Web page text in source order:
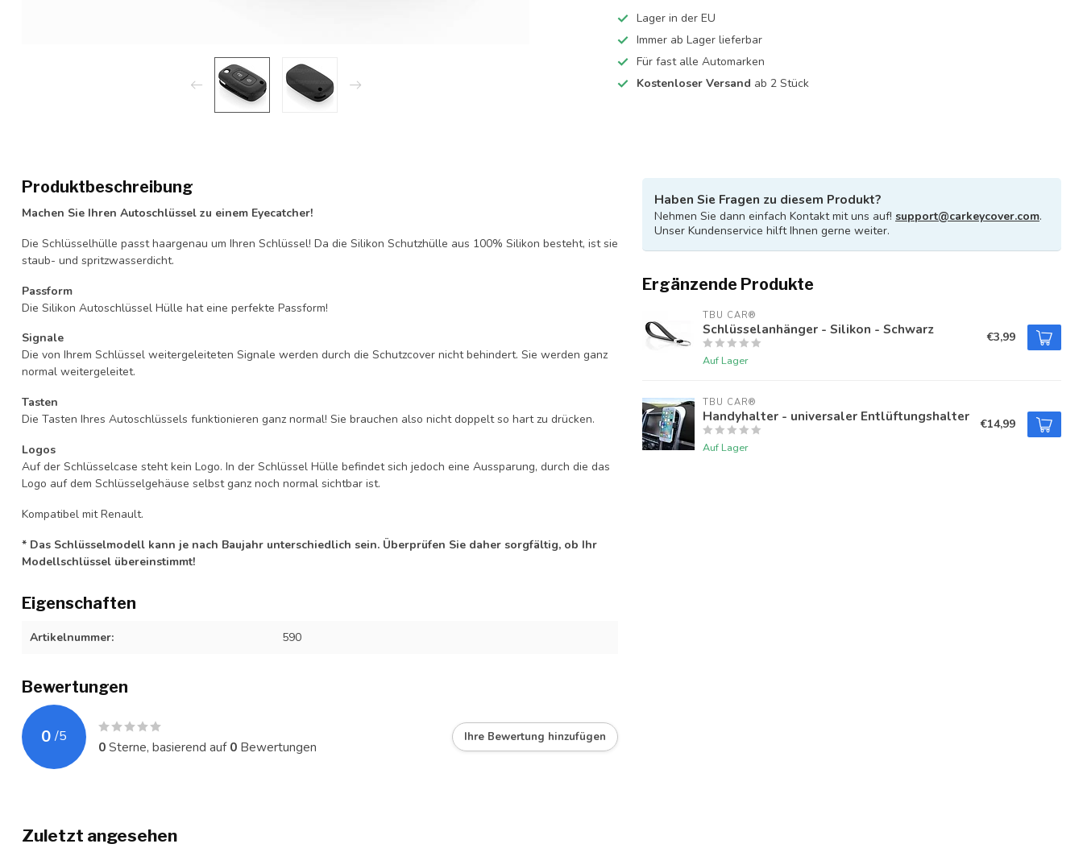
Lager in der EU
Immer ab Lager lieferbar
Für fast alle Automarken
Kostenloser Versand ab 2 Stück
Produktbeschreibung
Machen Sie Ihren Autoschlüssel zu einem Eyecatcher!
Die Schlüsselhülle passt haargenau um Ihren Schlüssel! Da die Silikon Schutzhülle aus 100% Silikon besteht, ist sie
staub- und spritzwasserdicht.
Passform
Die Silikon Autoschlüssel Hülle hat eine perfekte Passform!
Signale
Die von Ihrem Schlüssel weitergeleiteten Signale werden durch die Schutzcover nicht behindert. Sie werden ganz
normal weitergeleitet.
Tasten
Die Tasten Ihres Autoschlüssels funktionieren ganz normal! Sie brauchen also nicht doppelt so hart zu drücken.
Logos
Auf der Schlüsselcase steht kein Logo. In der Schlüssel Hülle befindet sich jedoch eine Aussparung, durch die das
Logo auf dem Schlüsselgehäuse selbst ganz noch normal sichtbar ist.
Kompatibel mit Renault.
* Das Schlüsselmodell kann je nach Baujahr unterschiedlich sein. Überprüfen Sie daher sorgfältig, ob Ihr
Modellschlüssel übereinstimmt!
Eigenschaften
Artikelnummer: 590
Bewertungen
0 /5
0Sterne, basierend auf0 Bewertungen
Ihre Bewertung hinzufügen
Haben Sie Fragen zu diesem Produkt?
Nehmen Sie dann einfach Kontakt mit uns auf! support@carkeycover.com.
Unser Kundenservice hilft Ihnen gerne weiter.
Ergänzende Produkte
TBU CAR®
Schlüsselanhänger - Silikon - Schwarz
Auf Lager
€3,99
TBU CAR®
Handyhalter - universaler Entlüftungshalter
Auf Lager
€14,99
Zuletzt angesehen